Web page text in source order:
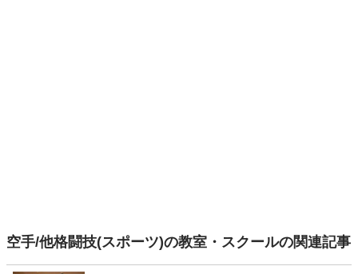
空手/他格闘技(スポーツ)の教室・スクールの関連記事